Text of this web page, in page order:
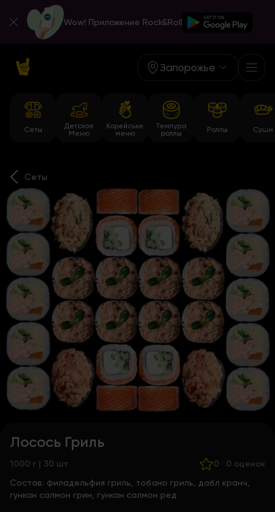
Wow! Приложение Rock&Roll
Запорожье
Сеты
Детское
Меню
Корейське
меню
Темпура
роллы
Роллы Суши
Сеты
Лосось Гриль
1000 г | 30 шт 0 · 0 оценок
Состав: филадельфия гриль, тобано гриль, дабл кранч,
гункан салмон грин, гункан салмон ред